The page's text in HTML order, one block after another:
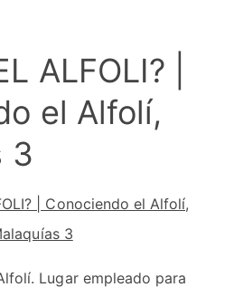
ALFOLI? |
el Alfolí,
3
Lugar empleado para